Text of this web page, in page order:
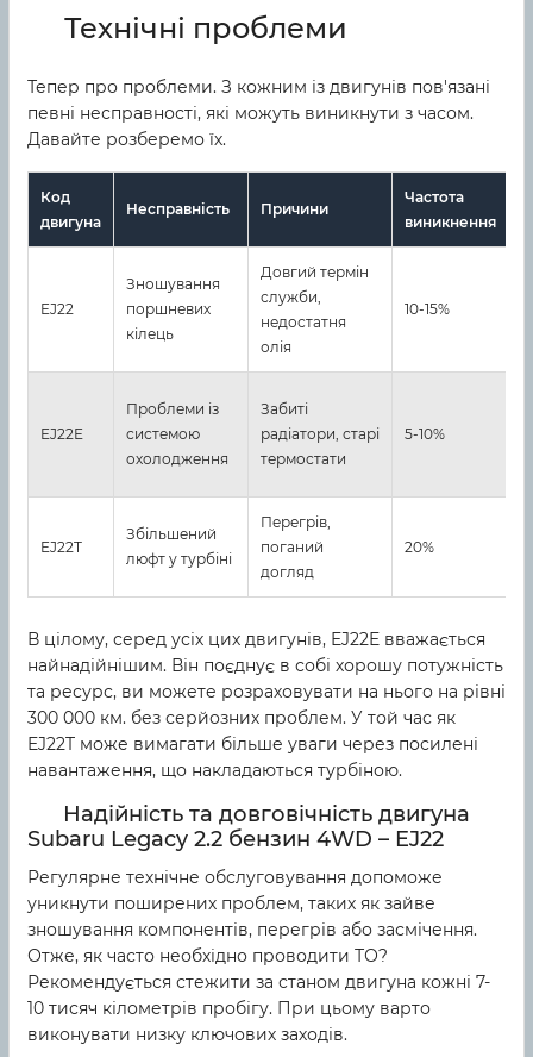
Технічні проблеми
Тепер про проблеми. З кожним із двигунів пов'язані
певні несправності, які можуть виникнути з часом.
Давайте розберемо їх.
Код
двигуна
Несправність Причини
Частота
виникнення
EJ22
Зношування
поршневих
кілець
Довгий термін
служби,
недостатня
олія
10-15%
EJ22E
Проблеми із
системою
охолодження
Забиті
радіатори, старі
термостати
5-10%
EJ22T
Збільшений
люфт у турбіні
Перегрів,
поганий
догляд
20%
В цілому, серед усіх цих двигунів, EJ22E вважається
найнадійнішим. Він поєднує в собі хорошу потужність
та ресурс, ви можете розраховувати на нього на рівні
300 000 км. без серйозних проблем. У той час як
EJ22T може вимагати більше уваги через посилені
навантаження, що накладаються турбіною.
Надійність та довговічність двигуна
Subaru Legacy 2.2 бензин 4WD – EJ22
Регулярне технічне обслуговування допоможе
уникнути поширених проблем, таких як зайве
зношування компонентів, перегрів або засмічення.
Отже, як часто необхідно проводити ТО?
Рекомендується стежити за станом двигуна кожні 7-
10 тисяч кілометрів пробігу. При цьому варто
виконувати низку ключових заходів.